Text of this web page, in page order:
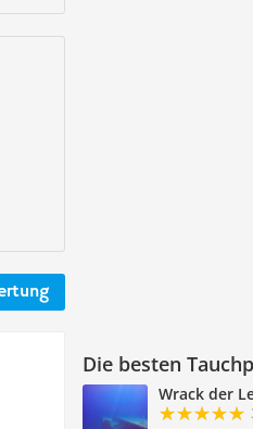
Die besten
Wrack der